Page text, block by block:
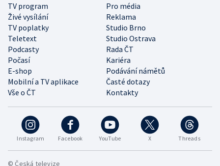
Instagram Facebook YouTube X Threads
TV program
Pro média
Živé vysílání
Reklama
TV poplatky
Studio Brno
Teletext
Studio Ostrava
Podcasty
Rada ČT
Počasí
Kariéra
E-shop
Podávání námětů
Mobilní a TV aplikace
Časté dotazy
Vše o ČT
Kontakty
© Česká televize